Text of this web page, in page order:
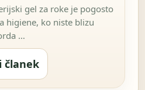
gel za roke je pogosto
higiene, ko niste blizu
…
članek